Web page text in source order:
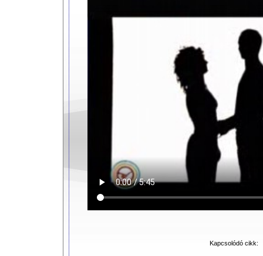
Kapcsolódó cikk: